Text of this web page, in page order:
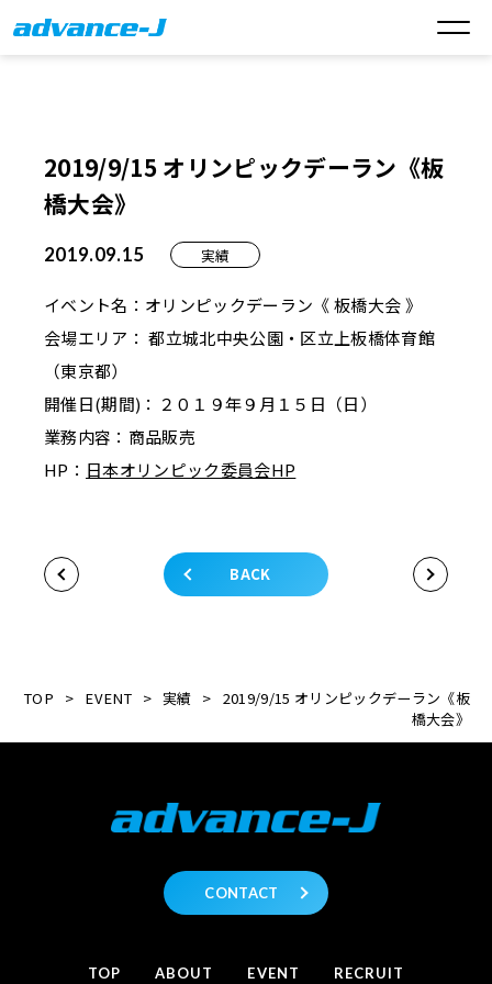
2019/9/15 オリンピックデーラン《板
橋大会》
2019.09.15 実績
イベント名：オリンピックデーラン《 板橋大会 》
会場エリア： 都立城北中央公園・区立上板橋体育館
（東京都）
開催日(期間)：２０１９年９月１５日（日）
業務内容：商品販売
HP： 日本オリンピック委員会HP
BACK
TOP > EVENT > 実績 > 2019/9/15 オリンピックデーラン《板
橋大会》
CONTACT
TOP ABOUT EVENT RECRUIT